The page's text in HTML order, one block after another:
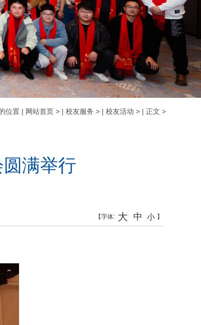
位置 | 网站首页 > | 校友服务 > | 校友活动 > | 正文 >
满举行
【字体:大 中 小 】